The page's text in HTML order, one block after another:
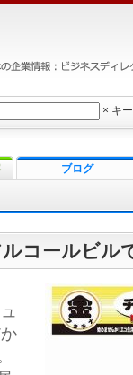
コールビル
× キ
ブログ